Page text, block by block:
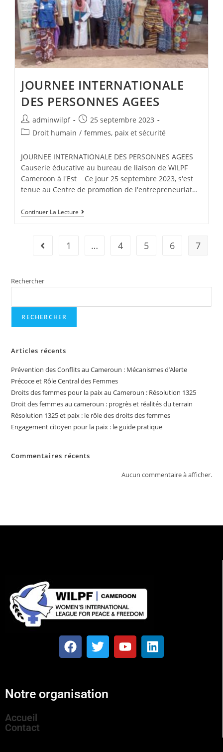
JOURNEE INTERNATIONALE
DES PERSONNES AGEES
adminwilpf
25 septembre 2023
Droit humain / femmes, paix et sécurité
JOURNEE INTERNATIONALE DES PERSONNES AGEES
Causerie éducative au bureau de liaison de WILPF
Cameroon à l'Est Ce jour 25 septembre 2023, s'est
tenue au Centre de promotion de l'entrepreneuriat…
Continuer La Lecture
1 … 4 5 6 7
Rechercher
RECHERCHER
Articles récents
Prévention des Conflits au Cameroun : Mécanismes d’Alerte
Précoce et Rôle Central des Femmes
Droits des femmes pour la paix au Cameroun : Résolution 1325
Droit des femmes au cameroun : progrès et réalités du terrain
Résolution 1325 et paix : le rôle des droits des femmes
Engagement citoyen pour la paix : le guide pratique
Commentaires récents
Aucun commentaire à afficher.
Notre organisation
Accueil
Contact